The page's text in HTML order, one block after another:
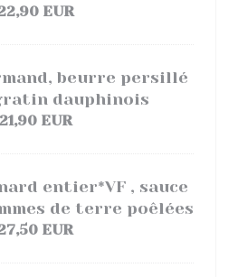
EUR
beurre persillé
dauphinois
21,90 EUR
entier*VF , sauce
de terre poêlées
EUR